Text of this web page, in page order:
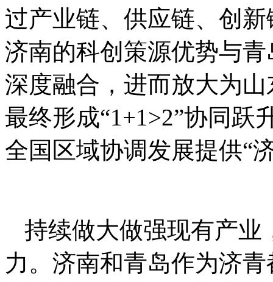
过产业链、供应链、创
济南的科创策源优势与
深度融合，进而放大为
最终形成“1+1>2”协同跃
全国区域协调发展提供“
持续做大做强现有产业
力。济南和青岛作为济